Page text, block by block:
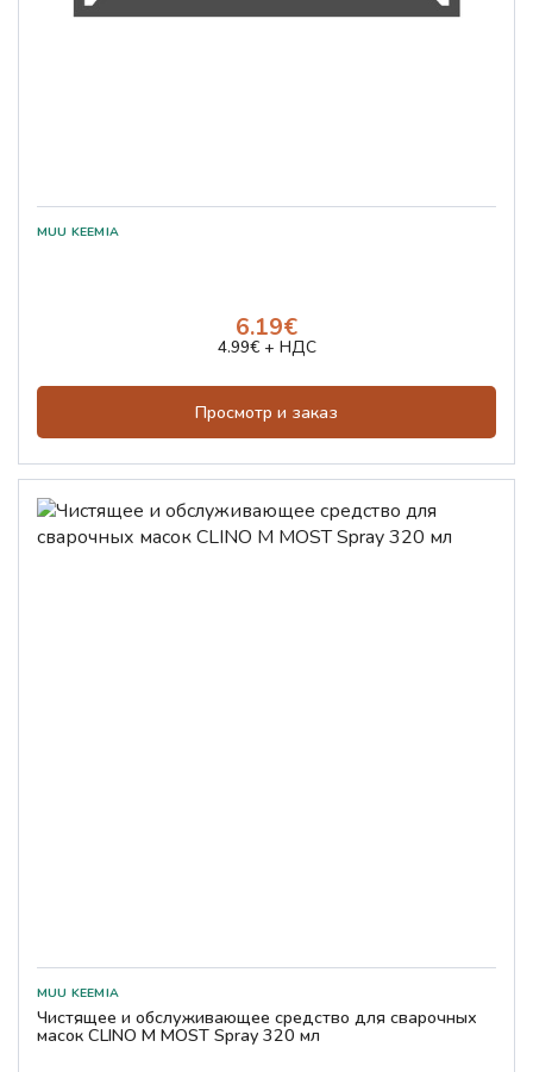
6.19€
4.99€ + НДС
Просмотр и заказ
Чистящее и обслуживающее средство для сварочных
масок CLINO M MOST Spray 320 мл